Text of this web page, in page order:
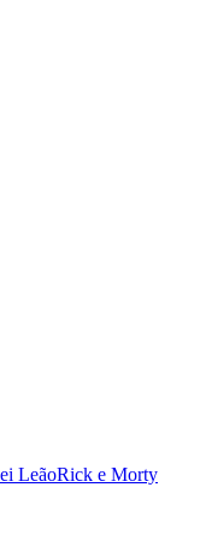
LeãoRick e Morty